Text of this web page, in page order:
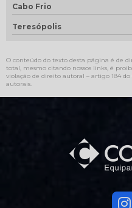
Cabo Frio
Teresópolis
O conteúdo do texto desta página é de
total, mesmo citando nossos links, é
violação de direito autoral – artigo 184 do
autorais.